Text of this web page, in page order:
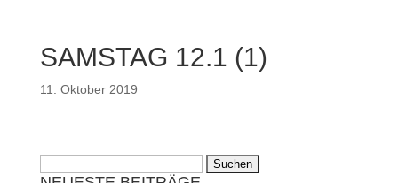
SAMSTAG 12.1 (1)
11. Oktober 2019